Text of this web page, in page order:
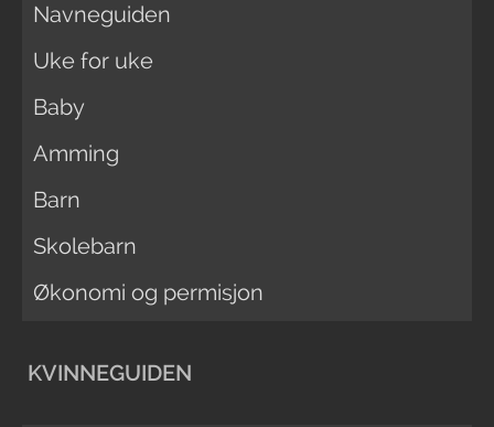
Navneguiden
Uke for uke
Baby
Amming
Barn
Skolebarn
Økonomi og permisjon
KVINNEGUIDEN